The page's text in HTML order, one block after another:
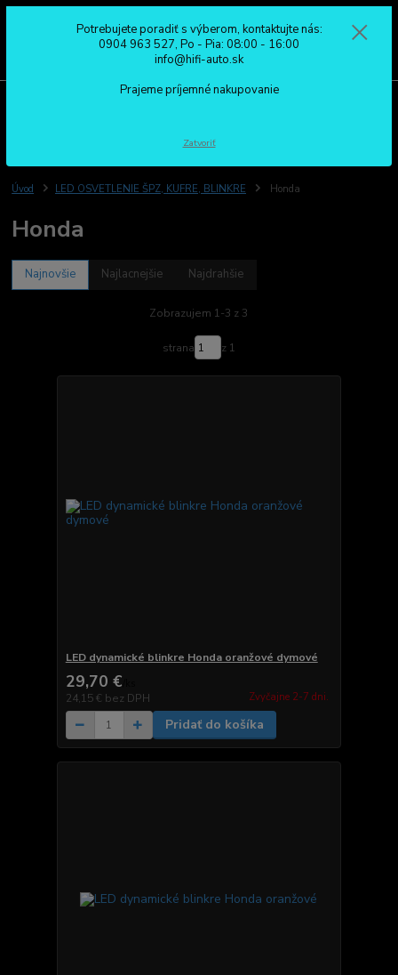
0904 963 527
Po - Pia: 08:00 - 16:00
Úvod LED OSVETLENIE ŠPZ, KUFRE, BLINKRE Honda
Honda
Najnovšie Najlacnejšie Najdrahšie
Zobrazujem 1-3 z 3
strana z 1
LED dynamické blinkre Honda oranžové dymové
29,70 €
24,15 € bez DPH Zvyčajne 2-7 dni.
Pridať do košíka
Potrebujete poradiť s výberom, kontaktujte nás:
0904 963 527, Po - Pia: 08:00 - 16:00
info@hifi-auto.sk
Prajeme príjemné nakupovanie
Zatvoriť